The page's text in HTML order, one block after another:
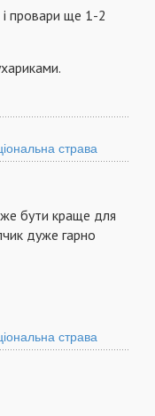
провари ще 1-2
страва
бути краще для
дуже гарно
страва